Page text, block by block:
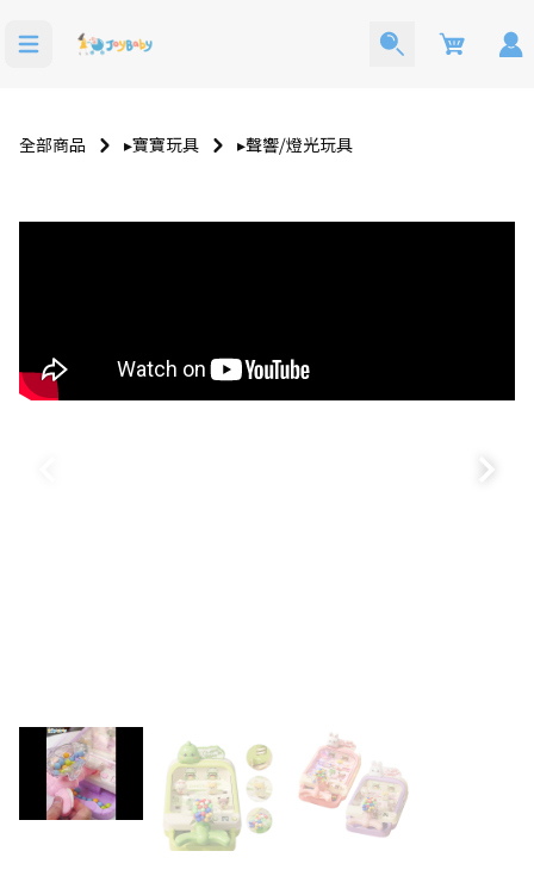
Cart
全部商品 ▸寶寶玩具 ▸聲響⧸燈光玩具
西裝 洗澡玩具